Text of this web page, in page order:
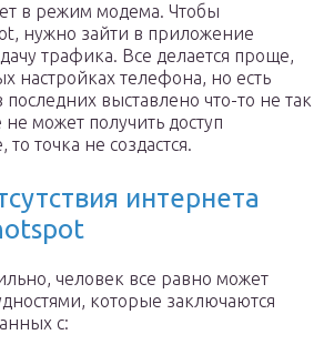
в режим модема. Чтобы
нужно зайти в приложение
трафика. Все делается проще,
настройках телефона, но есть
последних выставлено что-то не так
может получить доступ
точка не создастся.
интернета
человек все равно может
которые заключаются
с: